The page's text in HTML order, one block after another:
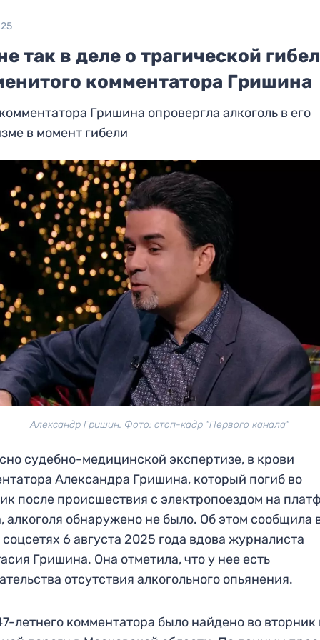
так в деле о трагической
комментатора Гришина
Гришина опровергла алкоголь в его
в момент гибели
Александр Гришин. Фото: стоп-кадр "Первого канала"
судебно-медицинской экспертизе, в крови
Александра Гришина, который погиб во
после происшествия с электропоездом на
алкоголя обнаружено не было. Об этом сообщила
6 августа 2025 года вдова журналиста
Гришина. Она отметила, что у нее есть
отсутствия алкогольного опьянения.
летнего комментатора было найдено во вторник